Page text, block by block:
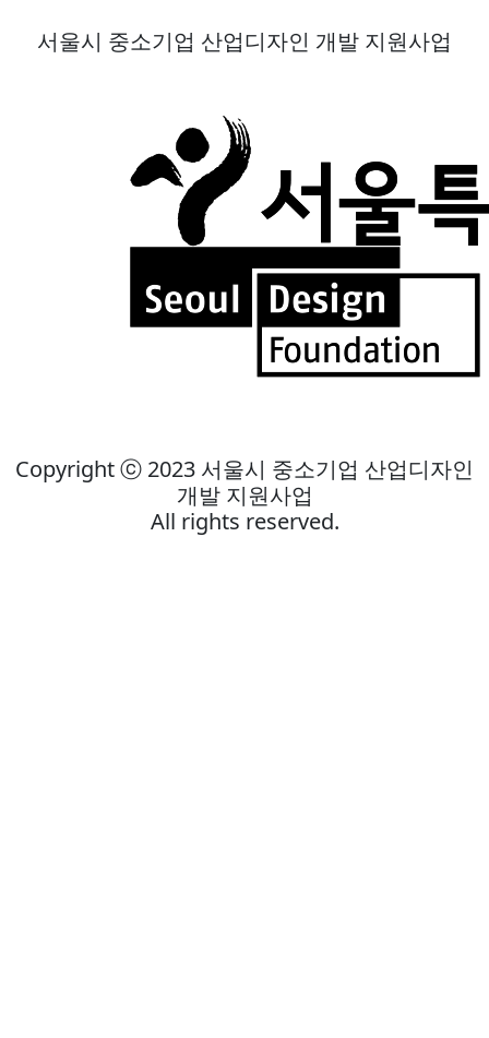
서울시 중소기업 산업디자인 개발 지원사업
Copyright ⓒ 2023 서울시 중소기업 산업디자인
개발 지원사업
All rights reserved.